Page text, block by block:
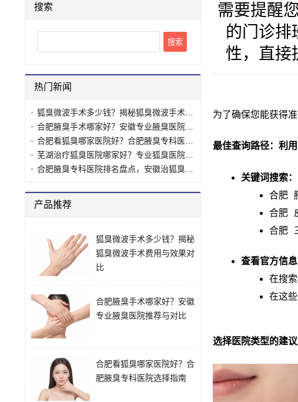
搜索
热门新闻
产品推荐
狐臭微波手术多少钱？揭秘
狐臭微波手术费用与效果对
比
合肥腋臭手术哪家好？安徽
专业腋臭医院推荐与对比
合肥看狐臭哪家医院好？合
肥腋臭专科医院选择指南
需要提醒
的门诊排
性，直接
为了确保您能获得
最佳查询路径：利
关键词搜索：
合肥
合肥
合肥
查看官方信息
在搜
在这
选择医院类型的建议